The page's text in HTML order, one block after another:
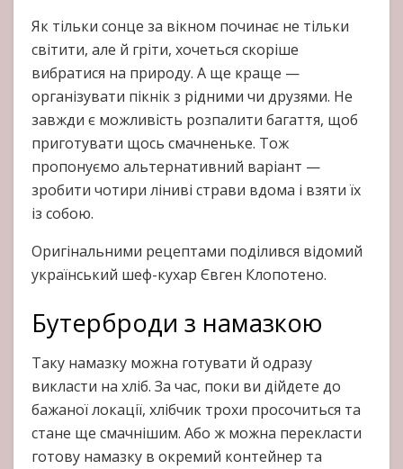
Як тільки сонце за вікном починає не тільки
світити, але й гріти, хочеться скоріше
вибратися на природу. А ще краще —
організувати пікнік з рідними чи друзями. Не
завжди є можливість розпалити багаття, щоб
приготувати щось смачненьке. Тож
пропонуємо альтернативний варіант —
зробити чотири ліниві страви вдома і взяти їх
із собою.
Оригінальними рецептами поділився відомий
український шеф-кухар Євген Клопотено.
Бутерброди з намазкою
Таку намазку можна готувати й одразу
викласти на хліб. За час, поки ви дійдете до
бажаної локації, хлібчик трохи просочиться та
стане ще смачнішим. Або ж можна перекласти
готову намазку в окремий контейнер та